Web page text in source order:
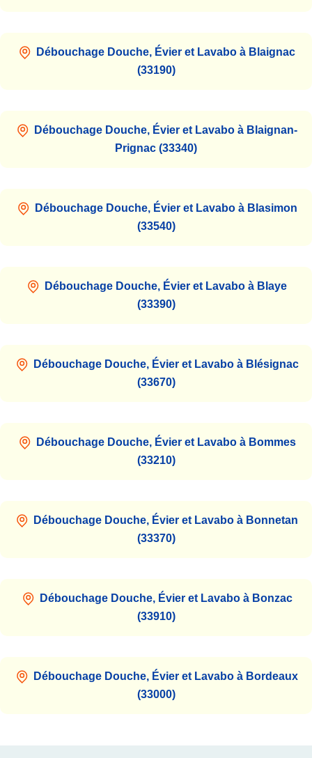
Débouchage Douche, Évier et Lavabo à Blaignac
(33190)
Débouchage Douche, Évier et Lavabo à Blaignan-
Prignac (33340)
Débouchage Douche, Évier et Lavabo à Blasimon
(33540)
Débouchage Douche, Évier et Lavabo à Blaye
(33390)
Débouchage Douche, Évier et Lavabo à Blésignac
(33670)
Débouchage Douche, Évier et Lavabo à Bommes
(33210)
Débouchage Douche, Évier et Lavabo à Bonnetan
(33370)
Débouchage Douche, Évier et Lavabo à Bonzac
(33910)
Débouchage Douche, Évier et Lavabo à Bordeaux
(33000)